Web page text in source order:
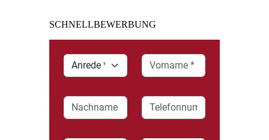
SCHNELL­BEWERBUNG